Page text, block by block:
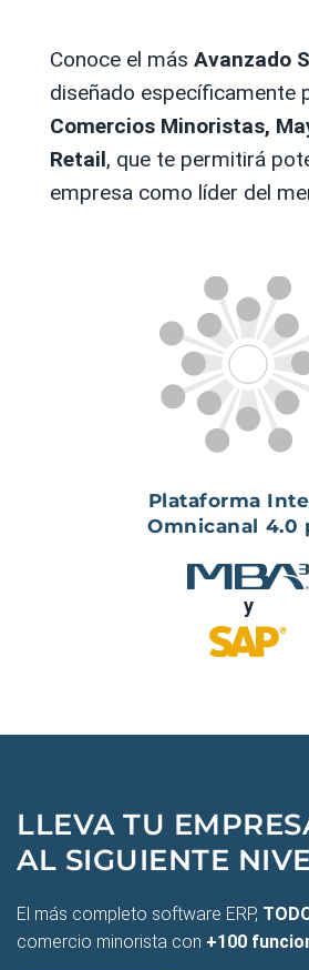
Conoce el más Avanzado
diseñado específicamente
Comercios Minoristas,
Retail, que te permitirá
empresa como líder del
Plataforma
Omnicanal 4.0
y
LLEVA TU
AL SIGUIENTE
El más completo software ERP,
comercio minorista con +100